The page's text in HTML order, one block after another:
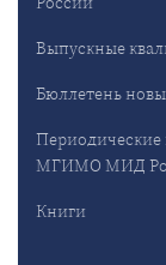
Выпускные
Бюллетень
МГИМО МИД
Книги